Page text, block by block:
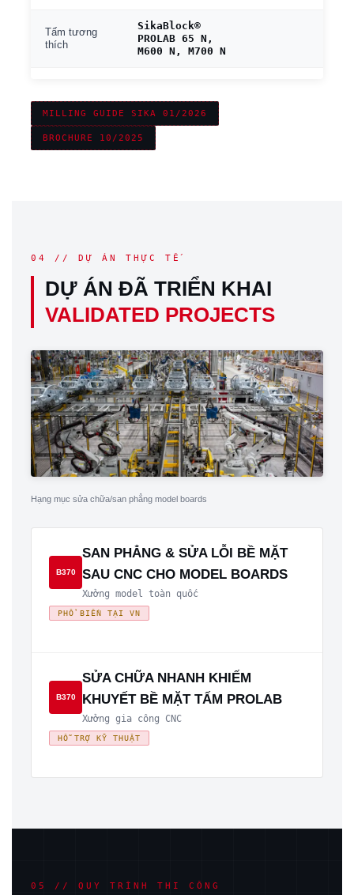
Tấm tương
thích
SikaBlock®
PROLAB 65 N,
M600 N, M700 N
MILLING GUIDE SIKA 01/2026
BROCHURE 10/2025
04 // DỰ ÁN THỰC TẾ
DỰ ÁN ĐÃ TRIỂN KHAI
VALIDATED PROJECTS
Hạng mục sửa chữa/san phẳng model boards
B370
SAN PHẲNG & SỬA LỖI BỀ MẶT
SAU CNC CHO MODEL BOARDS
Xưởng model toàn quốc
PHỔ BIẾN TẠI VN
B370
SỬA CHỮA NHANH KHIẾM
KHUYẾT BỀ MẶT TẤM PROLAB
Xưởng gia công CNC
HỖ TRỢ KỸ THUẬT
05 // QUY TRÌNH THI CÔNG